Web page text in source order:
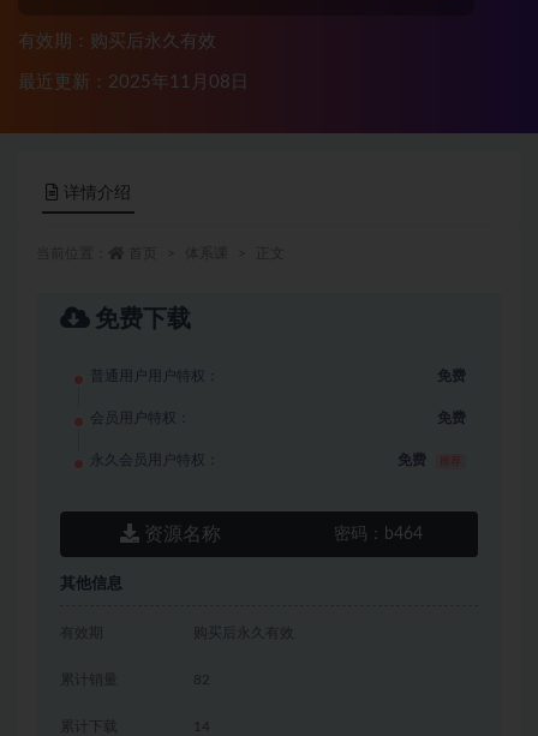
有效期：购买后永久有效
最近更新：2025年11月08日
详情介绍
免费下载
普通用户用户特权： 免费
会员用户特权： 免费
永久会员用户特权： 免费
资源名称 密码： b464
其他信息
有效期 购买后永久有效
累计销量 82
累计下载 14